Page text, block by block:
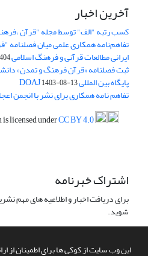
این وب سایت از کوکی ها برای اطمینان از
آخرین اخبار
کسب رتبه "الف" توسط مجله "قرآن
تفاهم‌نامه همکاری علمی میان فصلنامه
ایرانی مطالعات قرآنی و فرهنگ اسلامی07-16
ثبت فصلنامه «قرآن فرهنگ و تمدن»
پایگاه بین المللی DOAJ1403-08-13
تفاهم نامه همکاری برای نشر با انجمن
licensed underCC BY 4.0
اشتراک خبرنامه
برای دریافت اخبار و اطلاعیه های مهم
شوید.